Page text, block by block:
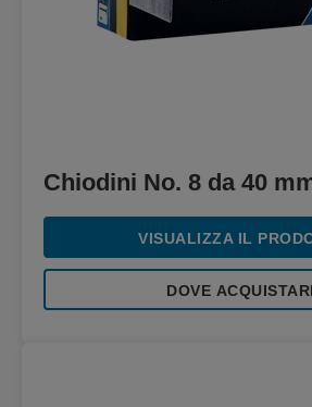
Chiodini No. 8 da 40
VISUALIZZA IL
DOVE